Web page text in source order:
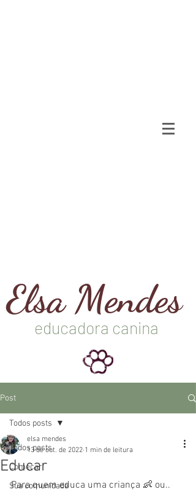
Elsa Mendes
educadora canina
Post
Todos posts
Começar
Sua comunidade
Todos posts
Educar
elsa mendes
13 de out. de 2022 1 min de leitura
Para quem educa uma criança 👶 ou..